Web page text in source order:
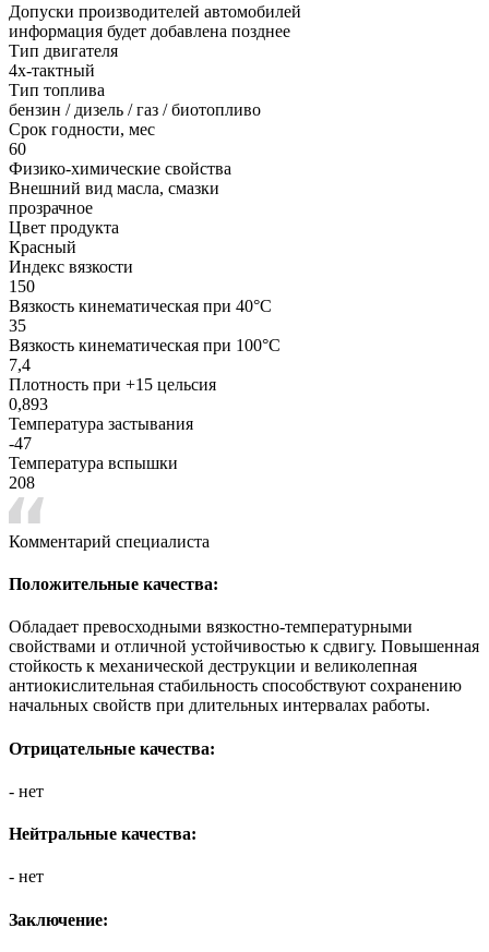
Допуски производителей автомобилей
информация будет добавлена позднее
Тип двигателя
4х-тактный
Тип топлива
бензин / дизель / газ / биотопливо
Срок годности, мес
60
Физико-химические свойства
Внешний вид масла, смазки
прозрачное
Цвет продукта
Красный
Индекс вязкости
150
Вязкость кинематическая при 40°С
35
Вязкость кинематическая при 100°С
7,4
Плотность при +15 цельсия
0,893
Температура застывания
-47
Температура вспышки
208
Комментарий специалиста
Положительные качества:
Обладает превосходными вязкостно-температурными
свойствами и отличной устойчивостью к сдвигу. Повышенная
стойкость к механической деструкции и великолепная
антиокислительная стабильность способствуют сохранению
начальных свойств при длительных интервалах работы.
Отрицательные качества:
- нет
Нейтральные качества:
- нет
Заключение: